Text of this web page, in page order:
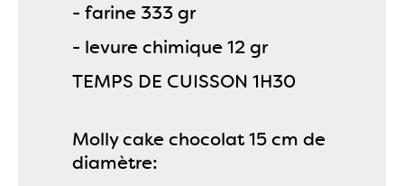
- farine 333 gr
- levure chimique 12 gr
TEMPS DE CUISSON 1H30
Molly cake chocolat 15 cm de
diamètre: